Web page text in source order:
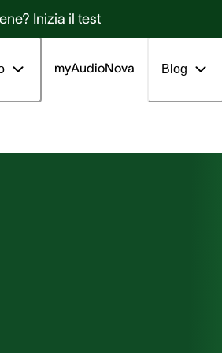
Inizia il test
myAudioNova Blog